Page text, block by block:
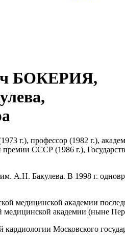
БОКЕРИЯ,
г.), профессор (1982 г.),
премии СССР (1986 г.),
Бакулева. В 1998 г.
медицинской академии
медицинской академии
Московского